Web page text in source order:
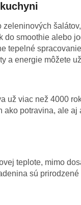
zeleninových
do smoothie alebo
tepelné
a energie môžete
už viac než 4000
ako potravina, ale
teplote, mimo
sú